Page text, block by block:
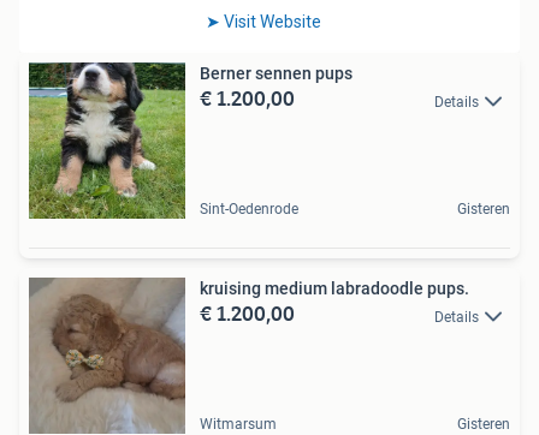
Berner sennen pups
€ 1.200,00 Details
Sint-Oedenrode Gisteren
kruising medium labradoodle pups.
€ 1.200,00 Details
Witmarsum Gisteren